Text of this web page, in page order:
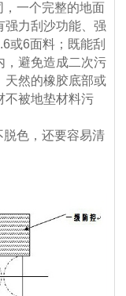
一个完整的地面
强力刮沙功能、强
或6面料；既能刮
，避免造成二次污
天然的橡胶底部或
不被地垫材料污
色，还要容易清